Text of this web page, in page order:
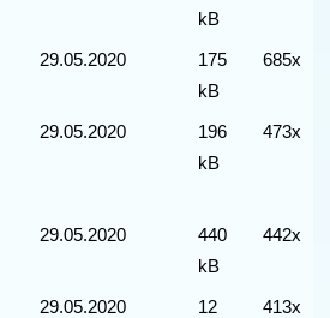
kB
29.05.2020
175
kB
685x
29.05.2020
196
kB
473x
29.05.2020
440
kB
442x
29.05.2020
12
413x